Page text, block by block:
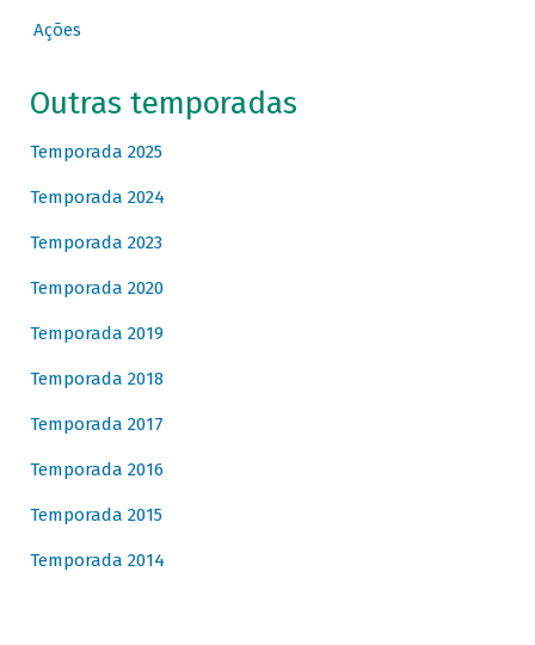
Ações
Outras temporadas
Temporada 2025
Temporada 2024
Temporada 2023
Temporada 2020
Temporada 2019
Temporada 2018
Temporada 2017
Temporada 2016
Temporada 2015
Temporada 2014